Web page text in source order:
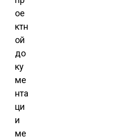
ое
ктн
ой
до
ку
ме
нта
ци
и
ме